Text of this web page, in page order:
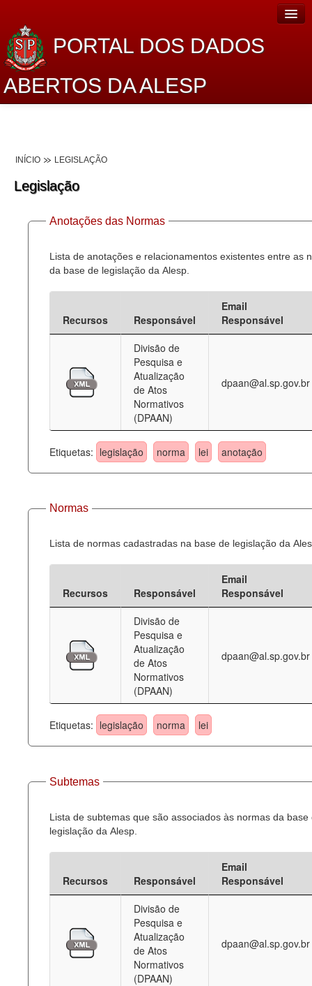
PORTAL DOS DADOS
ABERTOS DA ALESP
Dados Abertos Alesp
Lei de Acesso à Informação
Dados Governamentais Abertos
Planejamento
Deputados Estaduais
Legislação
Perguntas frequentes
Contato
INÍCIO LEGISLAÇÃO
Legislação
Anotações das Normas
Lista de anotações e relacionamentos existentes entre as
da base de legislação da Alesp.
Recursos Responsável
Email
Responsável
Divisão de
Pesquisa e
Atualização
de Atos
Normativos
(DPAAN)
dpaan@al.sp.gov.br
Etiquetas: legislação norma lei anotação
Normas
Lista de normas cadastradas na base de legislação da
Recursos Responsável
Email
Responsável
Divisão de
Pesquisa e
Atualização
de Atos
Normativos
(DPAAN)
dpaan@al.sp.gov.br
Etiquetas: legislação norma lei
Subtemas
Lista de subtemas que são associados às normas da base
legislação da Alesp.
Recursos Responsável
Email
Responsável
Divisão de
Pesquisa e
Atualização
de Atos
Normativos
(DPAAN)
dpaan@al.sp.gov.br